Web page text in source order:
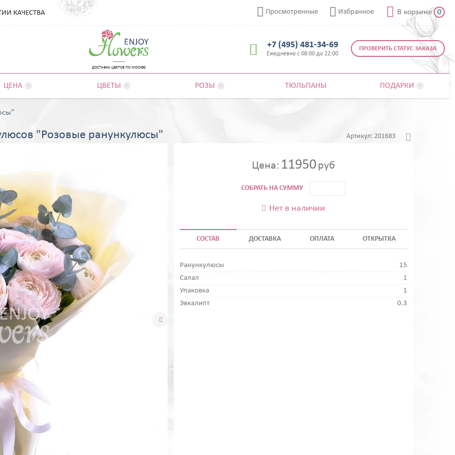
ДОСТАВКА ЦВЕТОВ ПО МОСКВЕ
 +7 (495) 481-34-69
Ежедневно с 08:00 до 22:00
 Просмотренные  Избранное  В корзине 0
ПРОВЕРИТЬ СТАТУС ЗАКАЗА
КАЧЕСТВА
ЦЕНА ЦВЕТЫ РОЗЫ ТЮЛЬПАНЫ ПОДАРКИ
"Розовые ранункулюсы" Артикул: 201683

Цена: 11950руб
СОБРАТЬ НА СУММУ
 Нет в наличии
СОСТАВ ДОСТАВКА ОПЛАТА ОТКРЫТКА
Ранункулюсы
15
Салал
1
Упаковка
1
Эвкалипт
0.3
